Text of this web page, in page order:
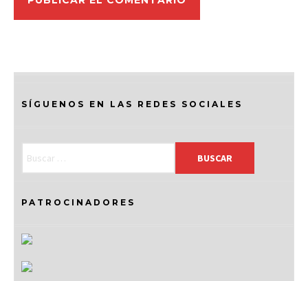
SÍGUENOS EN LAS REDES SOCIALES
PATROCINADORES